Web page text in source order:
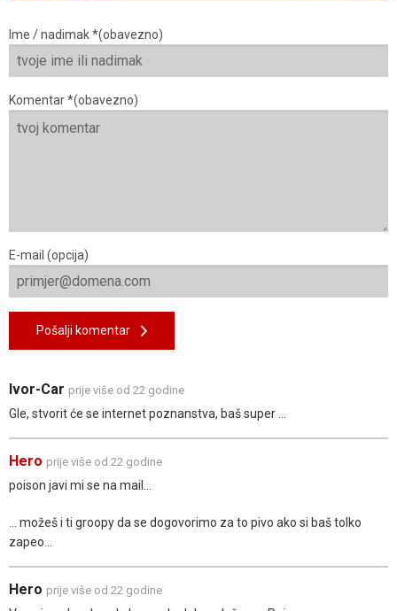
Ime / nadimak *(obavezno)
Komentar *(obavezno)
E-mail (opcija)
Pošalji komentar
Ivor-Car prije više od 22 godine
Gle, stvorit će se internet poznanstva, baš super ...
Hero prije više od 22 godine
poison javi mi se na mail...
... možeš i ti groopy da se dogovorimo za to pivo ako si baš tolko
zapeo...
Hero prije više od 22 godine